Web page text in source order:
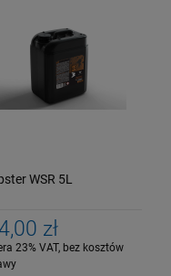
WSR 5L
zł
23% VAT, bez kosztów